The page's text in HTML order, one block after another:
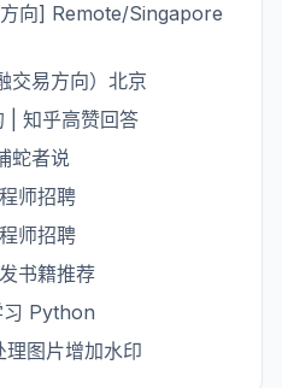
向] Remote/Singapore
交易方向）北京
| 知乎高赞回答
蛇者说
师招聘
师招聘
书籍推荐
习 Python
图片增加水印